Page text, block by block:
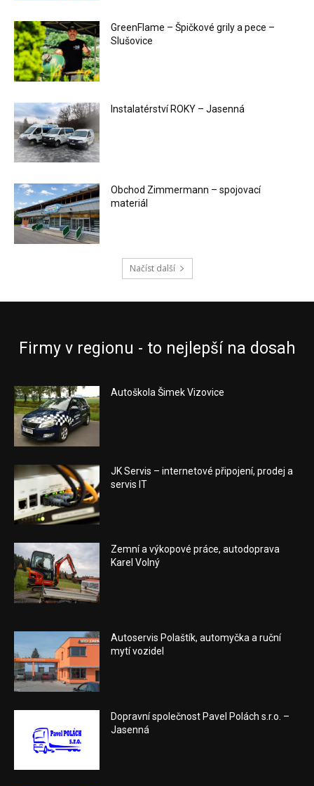
GreenFlame – Špičkové grily a pece –
Slušovice
Instalatérství ROKY – Jasenná
Obchod Zimmermann – spojovací
materiál
Načíst další
Firmy v regionu - to nejlepší na dosah
Autoškola Šimek Vizovice
JK Servis – internetové připojení, prodej a
servis IT
Zemní a výkopové práce, autodoprava
Karel Volný
Autoservis Polaštík, automyčka a ruční
mytí vozidel
Dopravní společnost Pavel Polách s.r.o. –
Jasenná